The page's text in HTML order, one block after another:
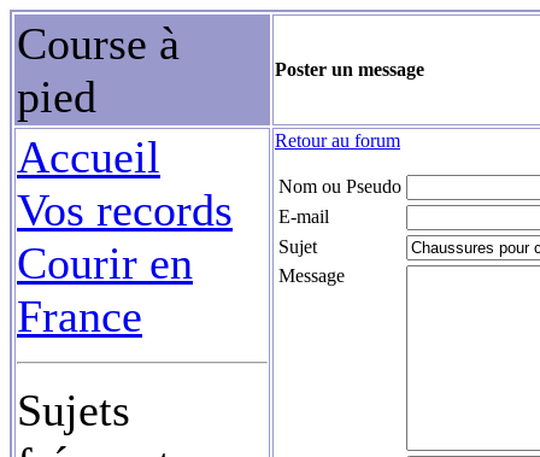
Course à
pied
Poster un message
Accueil
Vos records
Courir en
France
Sujets
Retour au forum
Nom ou Pseudo
E-mail
Sujet
Message